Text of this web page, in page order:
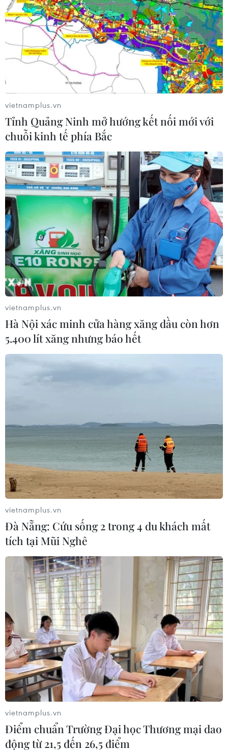
vietnamplus.vn
Tỉnh Quảng Ninh mở hướng kết nối mới với
chuỗi kinh tế phía Bắc
vietnamplus.vn
Hà Nội xác minh cửa hàng xăng dầu còn hơn
5.400 lít xăng nhưng báo hết
vietnamplus.vn
Đà Nẵng: Cứu sống 2 trong 4 du khách mất
tích tại Mũi Nghê
vietnamplus.vn
Điểm chuẩn Trường Đại học Thương mại dao
động từ 21,5 đến 26,5 điểm